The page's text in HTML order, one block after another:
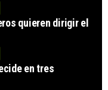
quieren dirigir el
en tres